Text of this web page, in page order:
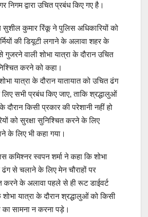
निगम द्वारा उचित प्रबंध किए गए है।
कुमार रिंकू ने पुलिस अधिकारियों को
की डियूटी लगाने के अलावा शहर के
गुजरने वाली शोभा यात्रा के दौरान उचित
करने को कहा।
यात्रा के दौरान यातायात को उचित ढंग
सभी प्रबंध किए जाए, ताकि श्रद्धालुओं
दौरान किसी प्रकार की परेशानी नहीं हो
को सुरक्षा सुनिश्चित करने के लिए
के लिए भी कहा गया।
कमिश्नर स्वपन शर्मा ने कहा कि शोभा
ढंग से चलाने के लिए मेन चौराहों पर
करने के अलावा पहले से ही रूट डाईवर्ट
यात्रा के दौरान श्रद्धालुओं को किसी
का सामना न करना पड़े।